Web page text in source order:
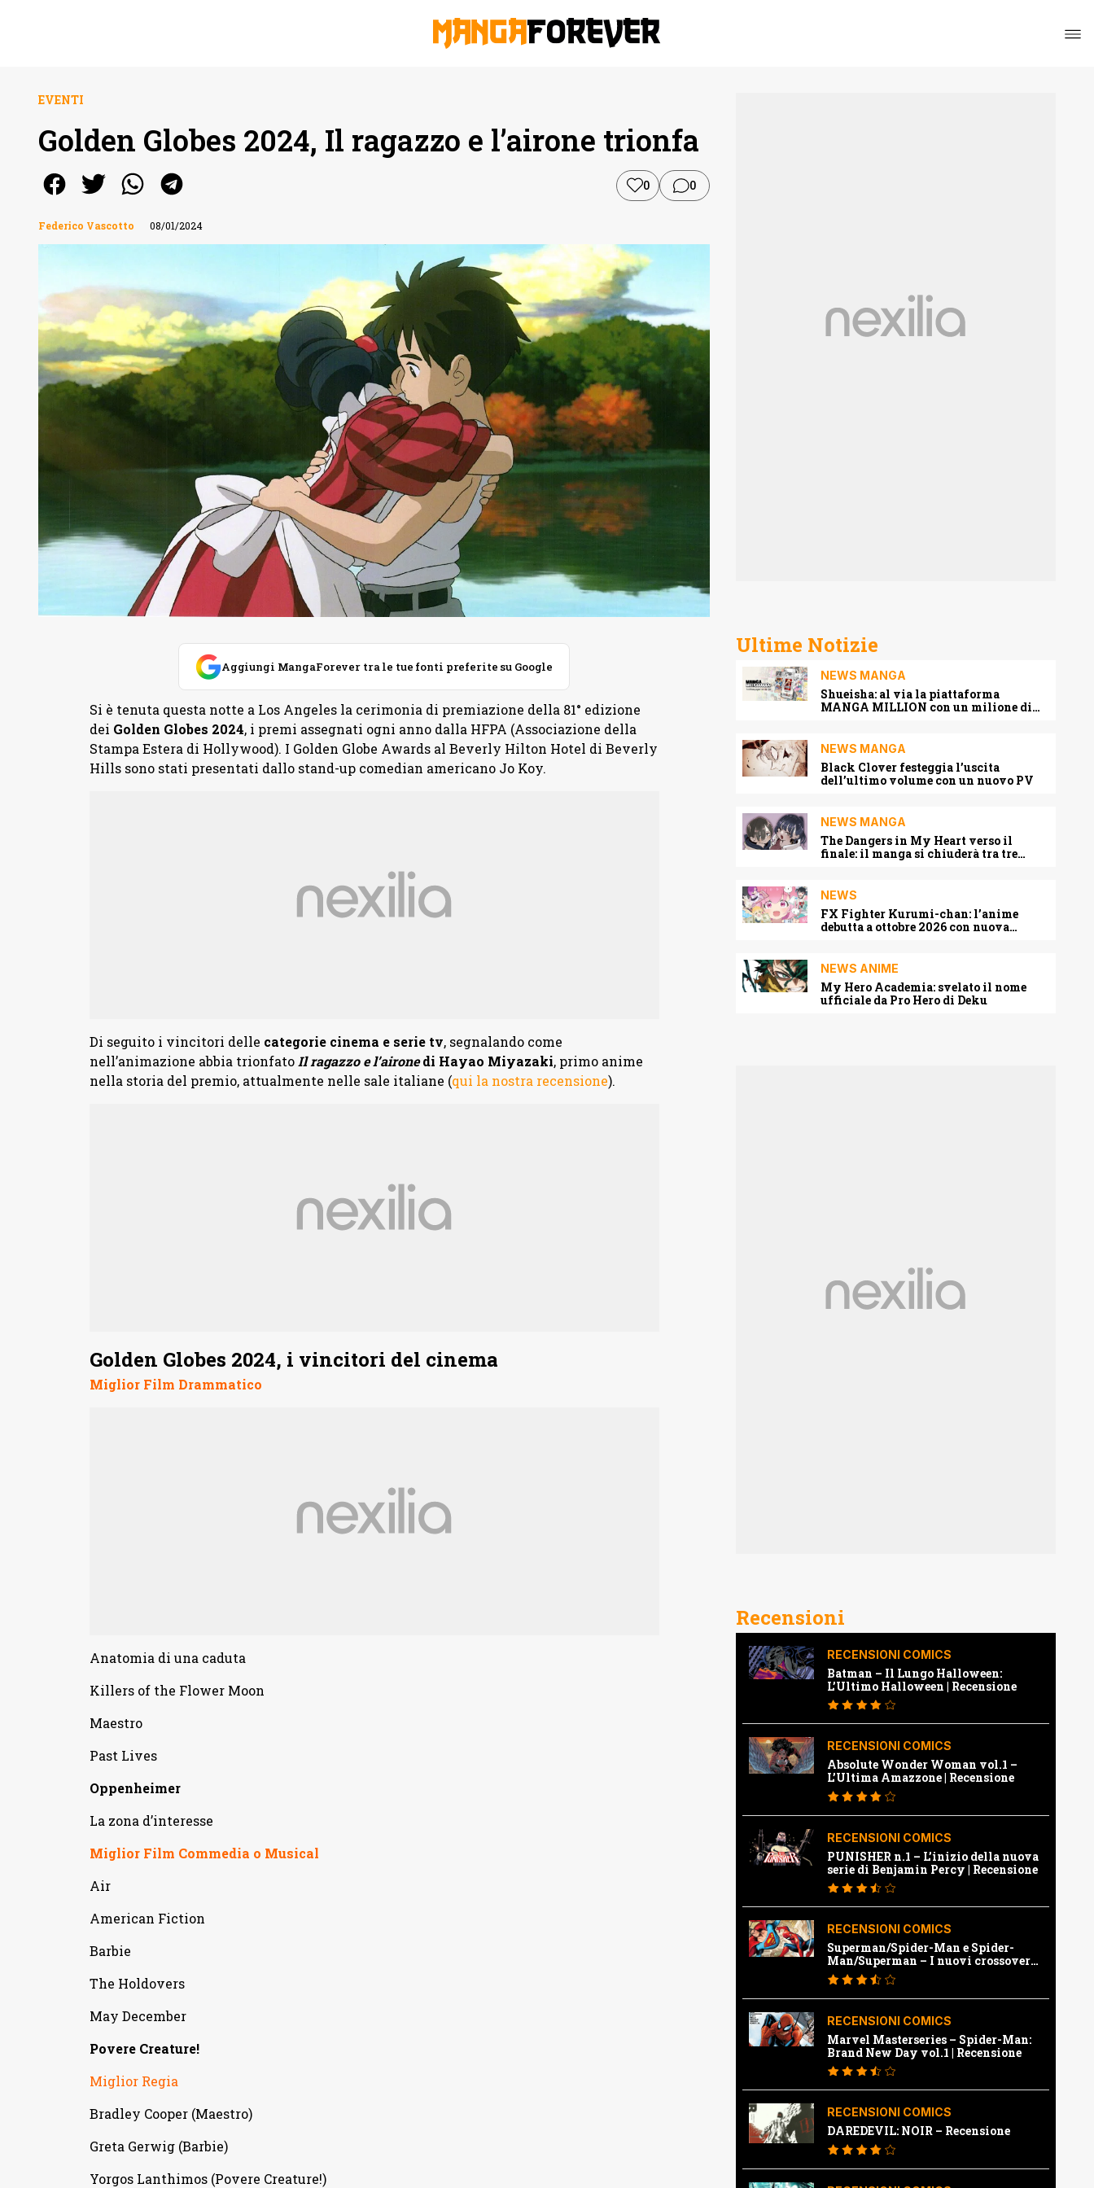
EVENTI
Golden Globes 2024, Il ragazzo e l’airone trionfa
0 0
Federico Vascotto 08/01/2024
Aggiungi MangaForever tra le tue fonti preferite su Google
Si è tenuta questa notte a Los Angeles la cerimonia di premiazione della 81° edizione
dei Golden Globes 2024, i premi assegnati ogni anno dalla HFPA (Associazione della
Stampa Estera di Hollywood). I Golden Globe Awards al Beverly Hilton Hotel di Beverly
Hills sono stati presentati dallo stand-up comedian americano Jo Koy.
Di seguito i vincitori delle categorie cinema e serie tv, segnalando come
nell’animazione abbia trionfatoIl ragazzo e l’aironedi Hayao Miyazaki, primo anime
nella storia del premio, attualmente nelle sale italiane (qui la nostra recensione).
Golden Globes 2024, i vincitori del cinema
Miglior Film Drammatico
Anatomia di una caduta
Killers of the Flower Moon
Maestro
Past Lives
Oppenheimer
La zona d’interesse
Miglior Film Commedia o Musical
Air
American Fiction
Barbie
The Holdovers
May December
Povere Creature!
Miglior Regia
Bradley Cooper (Maestro)
Greta Gerwig (Barbie)
Yorgos Lanthimos (Povere Creature!)
Ultime Notizie
NEWS MANGA
Shueisha: al via la piattaforma
MANGA MILLION con un milione di
NEWS MANGA
Black Clover festeggia l’uscita
dell’ultimo volume con un nuovo PV
NEWS MANGA
The Dangers in My Heart verso il
finale: il manga si chiuderà tra tre
NEWS
FX Fighter Kurumi-chan: l’anime
debutta a ottobre 2026 con nuova
NEWS ANIME
My Hero Academia: svelato il nome
ufficiale da Pro Hero di Deku
Recensioni
RECENSIONI COMICS
Batman – Il Lungo Halloween:
L’Ultimo Halloween | Recensione
RECENSIONI COMICS
Absolute Wonder Woman vol.1 –
L’Ultima Amazzone | Recensione
RECENSIONI COMICS
PUNISHER n.1 – L’inizio della nuova
serie di Benjamin Percy | Recensione
RECENSIONI COMICS
Superman/Spider-Man e Spider-
Man/Superman – I nuovi crossover
Marvel e Dc | Recensione
RECENSIONI COMICS
Marvel Masterseries – Spider-Man:
Brand New Day vol.1 | Recensione
RECENSIONI COMICS
DAREDEVIL: NOIR – Recensione